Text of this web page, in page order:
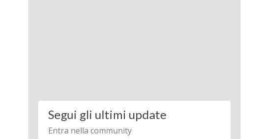
Segui gli ultimi update
Entra nella community